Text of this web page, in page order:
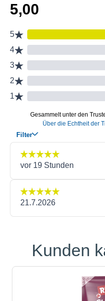
Produktgalerie
Kunden